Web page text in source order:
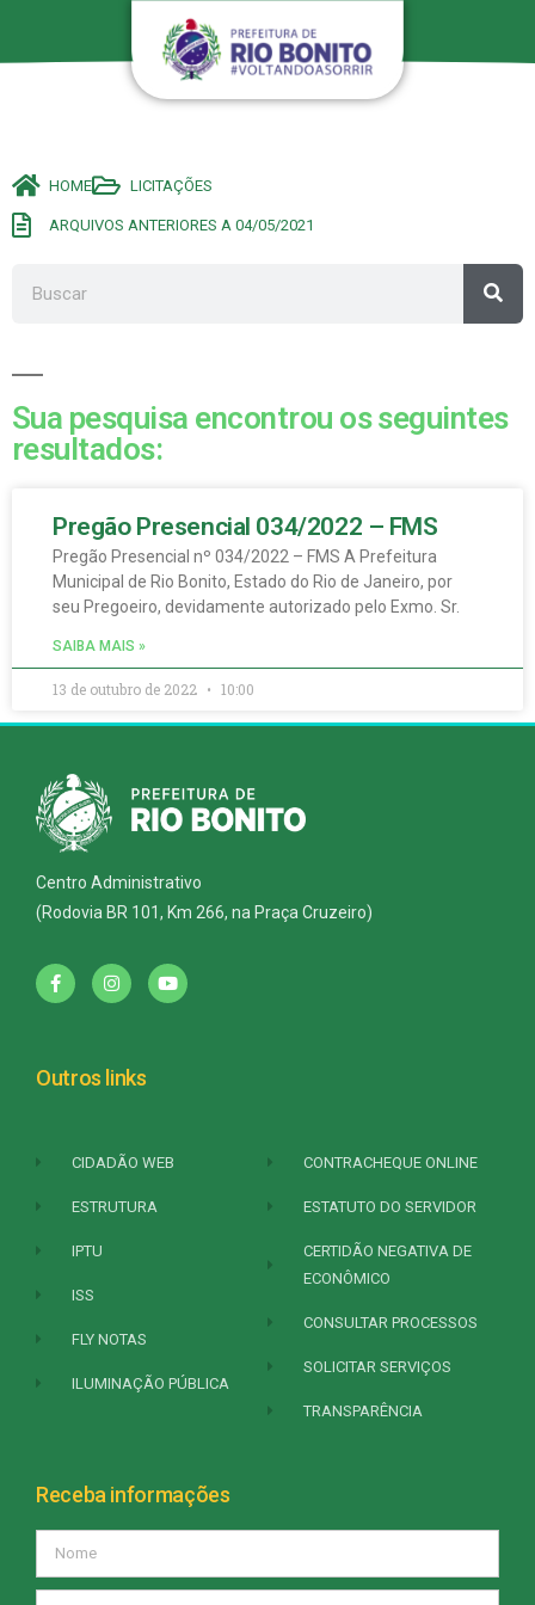
HOME LICITAÇÕES
ARQUIVOS ANTERIORES A 04/05/2021
Sua pesquisa encontrou os seguintes
resultados:
Pregão Presencial 034/2022 – FMS
Pregão Presencial nº 034/2022 – FMS A Prefeitura
Municipal de Rio Bonito, Estado do Rio de Janeiro, por
seu Pregoeiro, devidamente autorizado pelo Exmo. Sr.
SAIBA MAIS »
13 de outubro de 2022 10:00
Centro Administrativo
(Rodovia BR 101, Km 266, na Praça Cruzeiro)
Outros links
CIDADÃO WEB
ESTRUTURA
IPTU
ISS
FLY NOTAS
ILUMINAÇÃO PÚBLICA
CONTRACHEQUE ONLINE
ESTATUTO DO SERVIDOR
CERTIDÃO NEGATIVA DE
ECONÔMICO
CONSULTAR PROCESSOS
SOLICITAR SERVIÇOS
TRANSPARÊNCIA
Receba informações